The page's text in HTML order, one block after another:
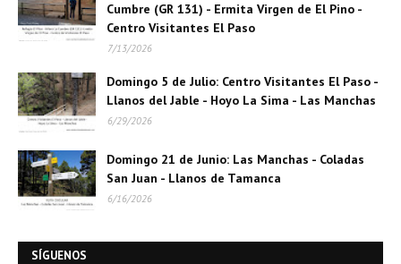
Cumbre (GR 131) - Ermita Virgen de El Pino -
Centro Visitantes El Paso
7/13/2026
Domingo 5 de Julio: Centro Visitantes El Paso -
Llanos del Jable - Hoyo La Sima - Las Manchas
6/29/2026
Domingo 21 de Junio: Las Manchas - Coladas
San Juan - Llanos de Tamanca
6/16/2026
SÍGUENOS